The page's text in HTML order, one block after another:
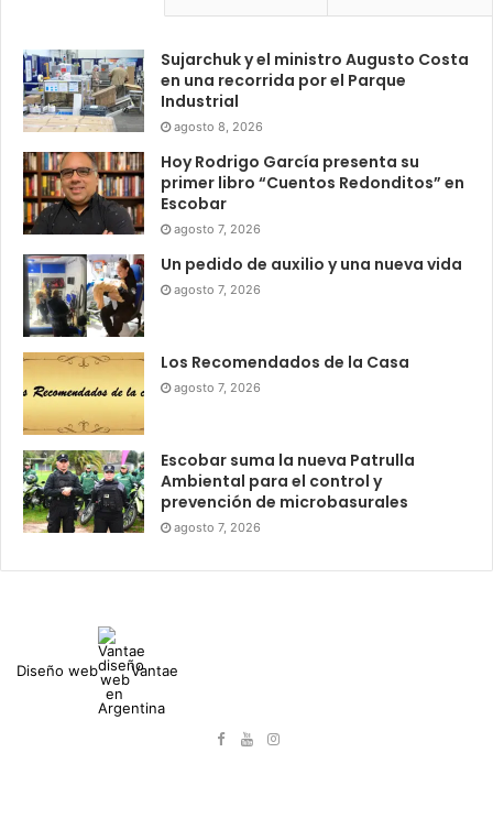
Sujarchuk y el ministro Augusto Costa
en una recorrida por el Parque
Industrial
agosto 8, 2026
Hoy Rodrigo García presenta su
primer libro “Cuentos Redonditos” en
Escobar
agosto 7, 2026
Un pedido de auxilio y una nueva vida
agosto 7, 2026
Los Recomendados de la Casa
agosto 7, 2026
Escobar suma la nueva Patrulla
Ambiental para el control y
prevención de microbasurales
agosto 7, 2026
Diseño web Vantae